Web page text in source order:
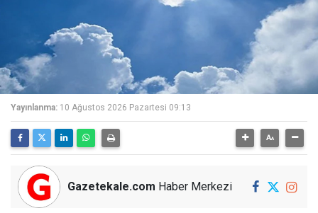
Yayınlanma: 10 Ağustos 2026 Pazartesi 09:13
Gazetekale.com Haber Merkezi